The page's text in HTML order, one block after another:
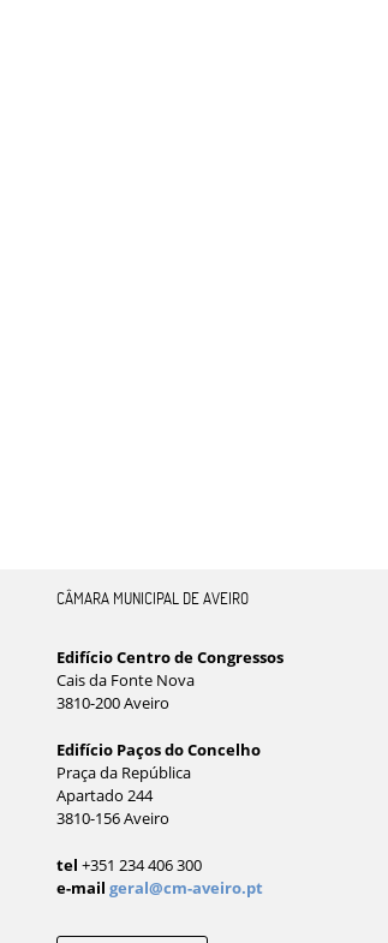
CÂMARA MUNICIPAL DE AVEIRO
Edifício Centro de Congressos
Cais da Fonte Nova
3810-200 Aveiro
Edifício Paços do Concelho
Praça da República
Apartado 244
3810-156 Aveiro
tel +351 234 406 300
e-mail geral@cm-aveiro.pt